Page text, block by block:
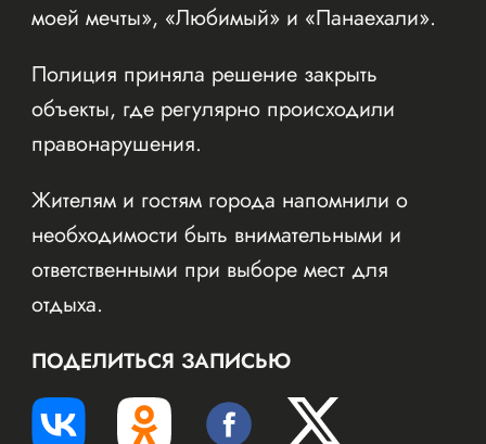
моей мечты», «Любимый» и «Панаехали».
Полиция приняла решение закрыть
объекты, где регулярно происходили
правонарушения.
Жителям и гостям города напомнили о
необходимости быть внимательными и
ответственными при выборе мест для
отдыха.
ПОДЕЛИТЬСЯ ЗАПИСЬЮ